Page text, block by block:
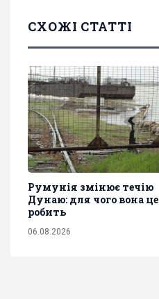
СХОЖІ СТАТТІ
Румунія змінює течію
Дунаю: для чого вона це
робить
06.08.2026